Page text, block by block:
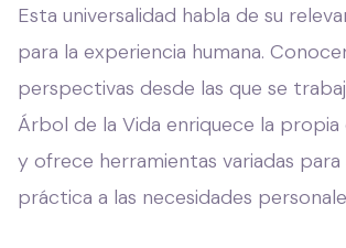
Esta universalidad habla de su
para la experiencia humana.
perspectivas desde las que se
Árbol de la Vida enriquece la
y ofrece herramientas variadas
práctica a las necesidades